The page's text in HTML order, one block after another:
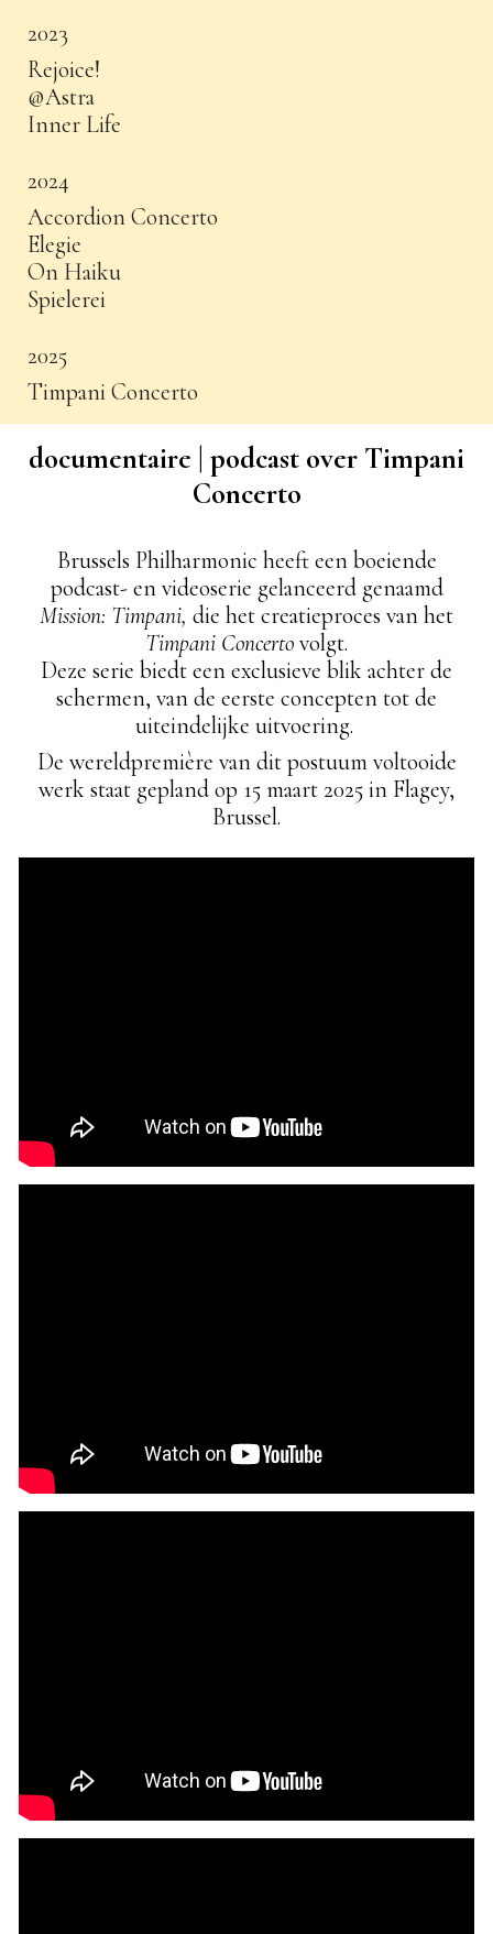
2023
Rejoice!
@Astra
Inner Life
2024
Accordion Concerto
Elegie
On Haiku
Spielerei
2025
Timpani Concerto
documentaire | podcast over Timpani
Concerto
Brussels Philharmonic heeft een boeiende
podcast- en videoserie gelanceerd genaamd
Mission: Timpani, die het creatieproces van het
Timpani Concertovolgt.
Deze serie biedt een exclusieve blik achter de
schermen, van de eerste concepten tot de
uiteindelijke uitvoering.
De wereldpremière van dit postuum voltooide
werk staat gepland op 15 maart 2025 in Flagey,
Brussel.